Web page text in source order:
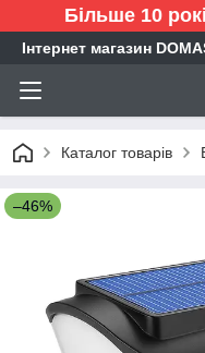
Більше 10
Інтернет магазин
Каталог товарів
–46%